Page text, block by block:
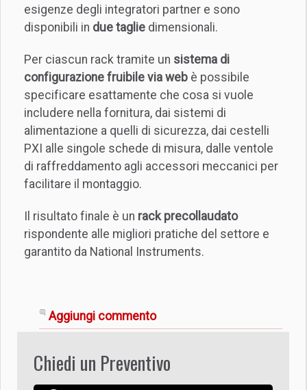
esigenze degli integratori partner e sono
disponibili in due taglie dimensionali.
Per ciascun rack tramite un sistema di
configurazione fruibile via web è possibile
specificare esattamente che cosa si vuole
includere nella fornitura, dai sistemi di
alimentazione a quelli di sicurezza, dai cestelli
PXI alle singole schede di misura, dalle ventole
di raffreddamento agli accessori meccanici per
facilitare il montaggio.
Il risultato finale è un rack precollaudato
rispondente alle migliori pratiche del settore e
garantito da National Instruments.
Aggiungi commento
Chiedi un Preventivo